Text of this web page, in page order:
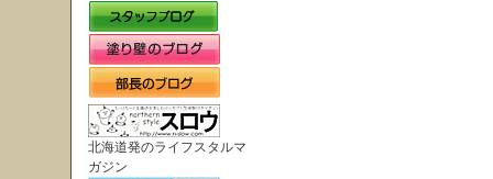
北海道発のライフスタルマ
ガジン